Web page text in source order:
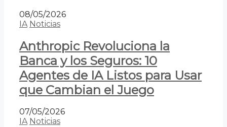
08/05/2026
IA Noticias
Anthropic Revoluciona la
Banca y los Seguros: 10
Agentes de IA Listos para Usar
que Cambian el Juego
07/05/2026
IA Noticias